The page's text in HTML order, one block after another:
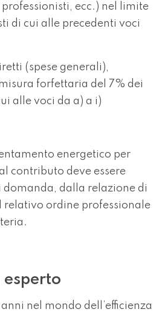
ecc.) nel limite
di cui alle precedenti voci
(spese generali),
forfettaria del 7% dei
alle voci da a) a i)
energetico per
contributo deve essere
domanda, dalla relazione di
relativo ordine professionale
anni nel mondo dell’efficienza